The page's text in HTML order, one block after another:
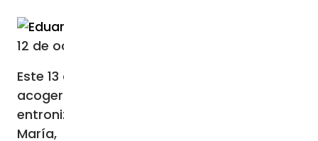
12 de octubre de 2023 / 04:59 PM
Este 13 de octubre el Congreso de Colombia
acogerá el rezo del Santo Rosario y la
entronización de la imagen de la Virgen
María, una ceremonia a la que los fieles